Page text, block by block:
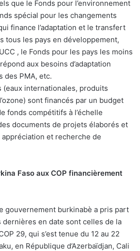
que le Fonds pour l’environnement
spécial pour les changements
finance l’adaptation et le transfert
tous les pays en développement,
, le Fonds pour les pays les moins
aux besoins d’adaptation
des PMA, etc.
(eaux internationales, produits
sont financés par un budget
fonds compétitifs à l’échelle
documents de projets élaborés et
appréciation et recherche de
Faso aux COP financièrement
gouvernement burkinabè a pris part
dernières en date sont celles de la
29, qui s’est tenue du 12 au 22
en République d’Azerbaïdjan, Cali